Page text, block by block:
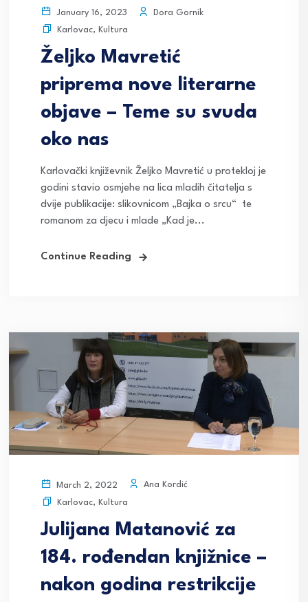
January 16, 2023
Dora Gornik
Karlovac, Kultura
Željko Mavretić
priprema nove literarne
objave – Teme su svuda
oko nas
Karlovački književnik Željko Mavretić u protekloj je
godini stavio osmjehe na lica mladih čitatelja s
dvije publikacije: slikovnicom „Bajka o srcu“ te
romanom za djecu i mlade „Kad je...
Continue Reading
March 2, 2022
Ana Kordić
Karlovac, Kultura
Julijana Matanović za
184. rođendan knjižnice –
nakon godina restrikcije